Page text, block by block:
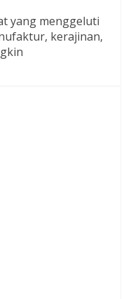
yang menggeluti
kerajinan,